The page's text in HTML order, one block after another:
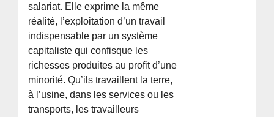
salariat. Elle exprime la même
réalité, l’exploitation d’un travail
indispensable par un système
capitaliste qui confisque les
richesses produites au profit d’une
minorité. Qu’ils travaillent la terre,
à l’usine, dans les services ou les
transports, les travailleurs